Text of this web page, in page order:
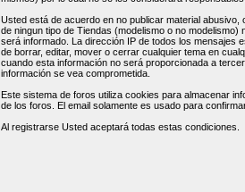
Usted está de acuerdo en no publicar material
de ningun tipo de Tiendas (modelismo o no
será informado. La dirección IP de todos los mensajes
de borrar, editar, mover o cerrar cualquier tema en
cuando esta información no será proporcionada a
información se vea comprometida.
Este sistema de foros utiliza cookies para almacenar
de los foros. El email solamente es usado para
Al registrarse Usted aceptará todas estas condiciones.